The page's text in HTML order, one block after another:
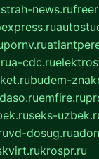
strah-news.ru
pornv.ru
a-cdc.ru
budem-
emfire.ru
seks-
vd-dosug.ru
krospr.ru